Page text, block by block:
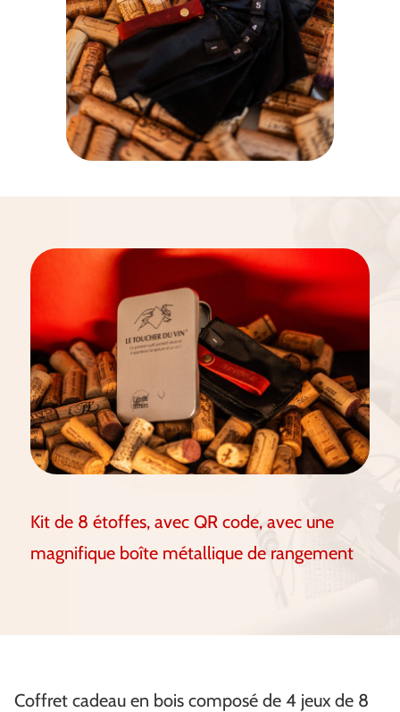
Kit de 8 étoffes, avec QR code, avec une
magnifique boîte métallique de rangement
Coffret cadeau en bois composé de 4 jeux de 8